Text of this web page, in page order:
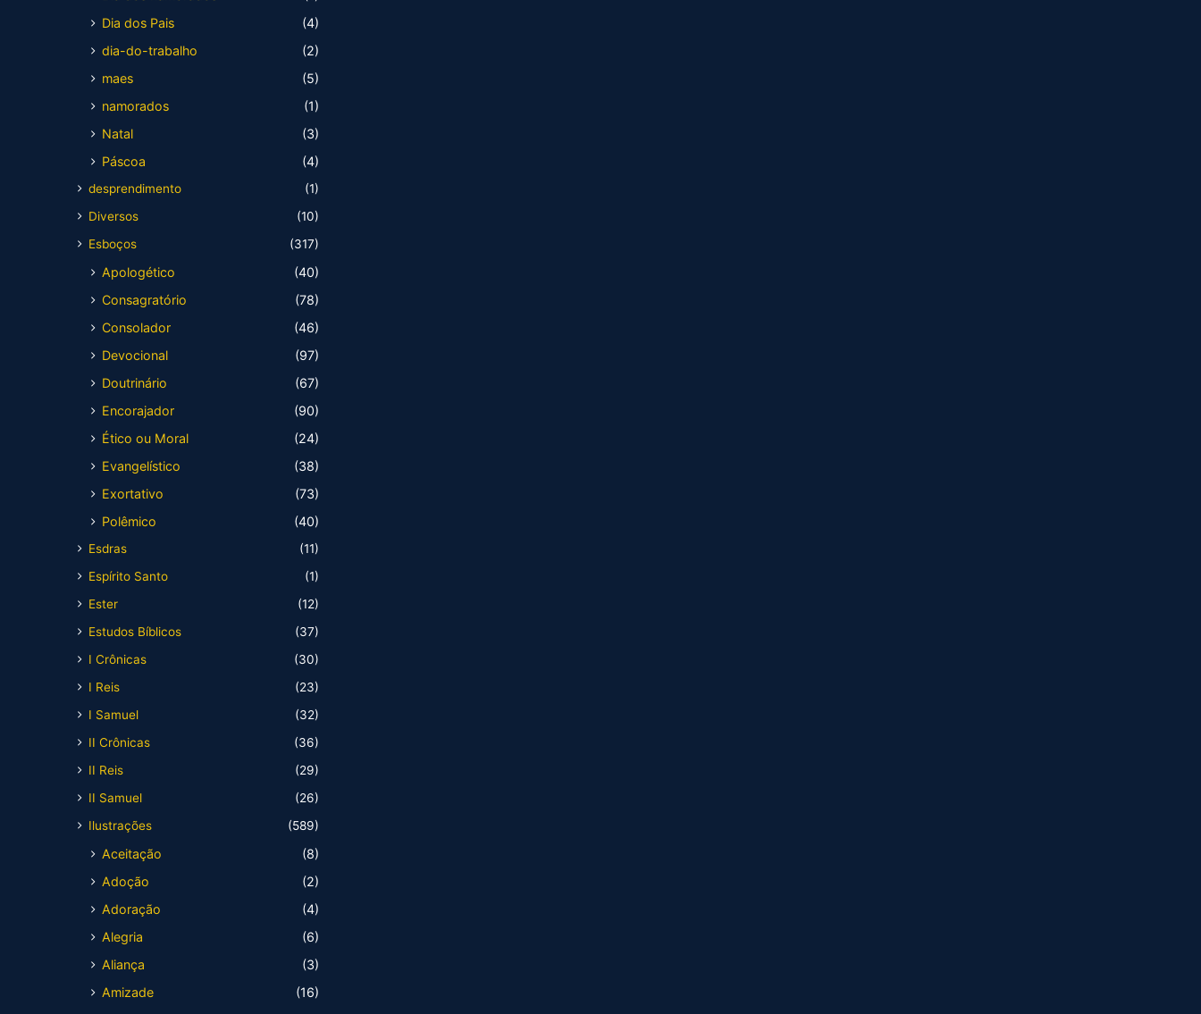
Dia dos Pais
(4)
dia-do-trabalho
(2)
maes
(5)
namorados
(1)
Natal
(3)
Páscoa
(4)
desprendimento
(1)
Diversos
(10)
Esboços
(317)
Apologético
(40)
Consagratório
(78)
Consolador
(46)
Devocional
(97)
Doutrinário
(67)
Encorajador
(90)
Ético ou Moral
(24)
Evangelístico
(38)
Exortativo
(73)
Polêmico
(40)
Esdras
(11)
Espírito Santo
(1)
Ester
(12)
Estudos Bíblicos
(37)
I Crônicas
(30)
I Reis
(23)
I Samuel
(32)
II Crônicas
(36)
II Reis
(29)
II Samuel
(26)
Ilustrações
(589)
Aceitação
(8)
Adoção
(2)
Adoração
(4)
Alegria
(6)
Aliança
(3)
Amizade
(16)